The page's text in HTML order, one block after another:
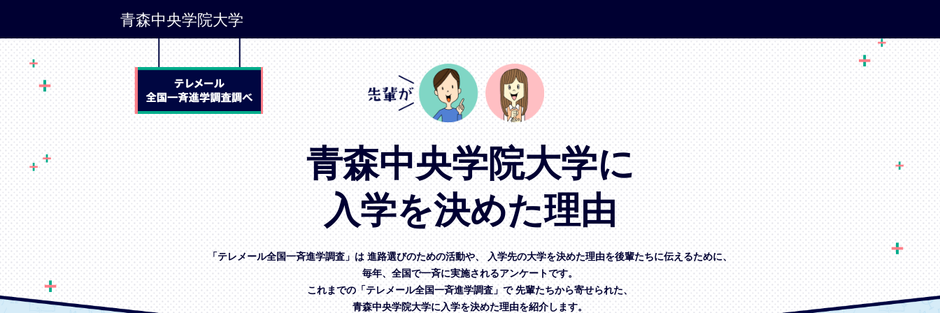
青森中央学院大学
青森中央学院大学に
入学を決めた理由
「テレメール全国一斉進学調査」は進路選びのための活動や、入学先の大学を決めた理由を後輩たちに伝えるために、
毎年、全国で一斉に実施されるアンケートです。
これまでの「テレメール全国一斉進学調査」で先輩たちから寄せられた、
青森中央学院大学に入学を決めた理由を紹介します。